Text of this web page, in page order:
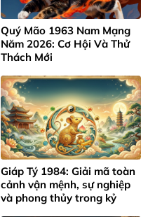
Quý Mão 1963 Nam Mạng
Năm 2026: Cơ Hội Và Thử
Thách Mới
Giáp Tý 1984: Giải mã toàn
cảnh vận mệnh, sự nghiệp
và phong thủy trong kỷ